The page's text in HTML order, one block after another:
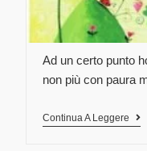
Ad un certo punto
non più con paura
Continua A Leggere